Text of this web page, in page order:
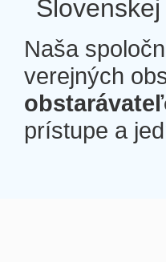
Naša
verejných
prístupe a